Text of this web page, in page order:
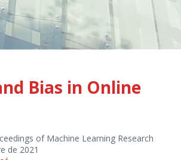
Bias in Online
of Machine Learning Research
de 2021